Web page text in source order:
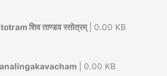
शिव ताण्डव स्तोत्रम्| 0.00 KB
| 0.00 KB